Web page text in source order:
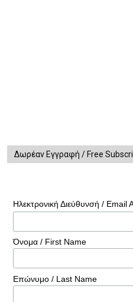
Δωρέαν Εγγραφή / Free
Ηλεκτρονική Διεύθυνσή / Email
Όνομα / First Name
Επώνυμο / Last Name